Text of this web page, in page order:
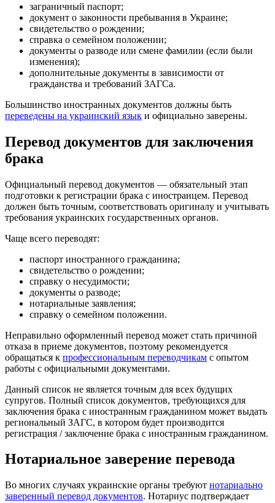
заграничный паспорт;
документ о законности пребывания в Украине;
свидетельство о рождении;
справка о семейном положении;
документы о разводе или смене фамилии (если были
изменения);
дополнительные документы в зависимости от
гражданства и требований ЗАГСа.
Большинство иностранных документов должны быть
переведены на украинский язык и официально заверены.
Перевод документов для заключения
брака
Официальный перевод документов — обязательный этап
подготовки к регистрации брака с иностранцем. Перевод
должен быть точным, соответствовать оригиналу и учитывать
требования украинских государственных органов.
Чаще всего переводят:
паспорт иностранного гражданина;
свидетельство о рождении;
справку о несудимости;
документы о разводе;
нотариальные заявления;
справку о семейном положении.
Неправильно оформленный перевод может стать причиной
отказа в приеме документов, поэтому рекомендуется
обращаться к профессиональным переводчикам с опытом
работы с официальными документами.
Данный список не является точным для всех будущих
супругов. Полный список документов, требующихся для
заключения брака с иностранным гражданином может выдать
региональный ЗАГС, в котором будет производится
регистрация / заключение брака с иностранным гражданином.
Нотариальное заверение перевода
Во многих случаях украинские органы требуют нотариально
заверенный перевод документов. Нотариус подтверждает